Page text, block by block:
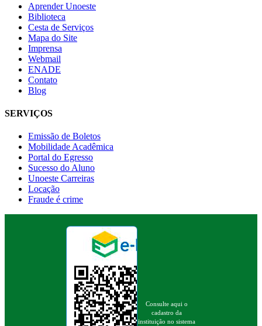
Aprender Unoeste
Biblioteca
Cesta de Serviços
Mapa do Site
Imprensa
Webmail
ENADE
Contato
Blog
SERVIÇOS
Emissão de Boletos
Mobilidade Acadêmica
Portal do Egresso
Sucesso do Aluno
Unoeste Carreiras
Locação
Fraude é crime
Consulte aqui o
cadastro da
instituição no sistema